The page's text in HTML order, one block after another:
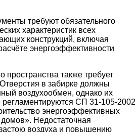
требуют обязательного
характеристик всех
конструкций, включая
энергоэффективности
пространства также требует
в забирке должны
воздухообмен, однако их
СП 31-105-2002
энергоэффективных
Недостаточная
воздуха и повышению